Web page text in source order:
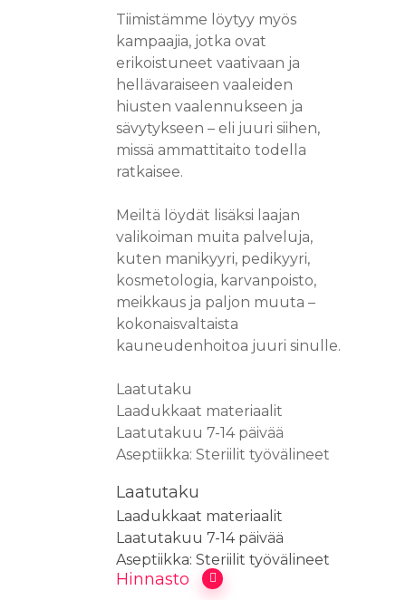
Tiimistämme löytyy myös
kampaajia, jotka ovat
erikoistuneet vaativaan ja
hellävaraiseen vaaleiden
hiusten vaalennukseen ja
sävytykseen – eli juuri siihen,
missä ammattitaito todella
ratkaisee.
Meiltä löydät lisäksi laajan
valikoiman muita palveluja,
kuten manikyyri, pedikyyri,
kosmetologia, karvanpoisto,
meikkaus ja paljon muuta –
kokonaisvaltaista
kauneudenhoitoa juuri sinulle.
Laatutaku
Laadukkaat materiaalit
Laatutakuu 7-14 päivää
Aseptiikka: Steriilit työvälineet
Laatutaku
Laadukkaat materiaalit
Laatutakuu 7-14 päivää
Aseptiikka: Steriilit työvälineet
Hinnasto